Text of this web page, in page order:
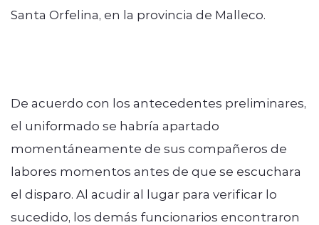
Santa Orfelina, en la provincia de Malleco.
De acuerdo con los antecedentes preliminares,
el uniformado se habría apartado
momentáneamente de sus compañeros de
labores momentos antes de que se escuchara
el disparo. Al acudir al lugar para verificar lo
sucedido, los demás funcionarios encontraron